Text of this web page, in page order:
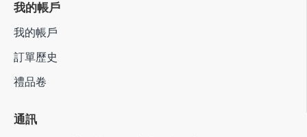
我的帳戶
我的帳戶
訂單歷史
禮品卷
通訊